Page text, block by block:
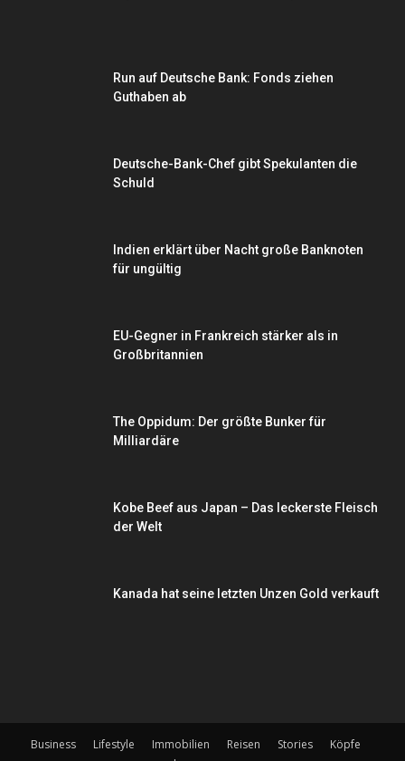
Run auf Deutsche Bank: Fonds ziehen
Guthaben ab
Deutsche-Bank-Chef gibt Spekulanten die
Schuld
Indien erklärt über Nacht große Banknoten
für ungültig
EU-Gegner in Frankreich stärker als in
Großbritannien
The Oppidum: Der größte Bunker für
Milliardäre
Kobe Beef aus Japan – Das leckerste Fleisch
der Welt
Kanada hat seine letzten Unzen Gold verkauft
Business Lifestyle Immobilien Reisen Stories
Köpfe